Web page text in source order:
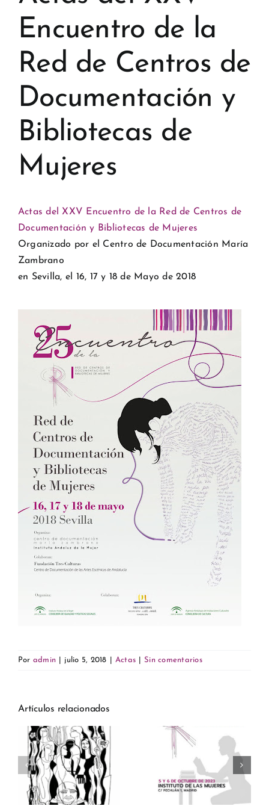
Encuentro de la
Red de Centros de
Documentación y
Bibliotecas de
Mujeres
Actas del XXV Encuentro de la Red de Centros de
Documentación y Bibliotecas de Mujeres
Organizado por el Centro de Documentación María
Zambrano
en Sevilla, el 16, 17 y 18 de Mayo de 2018
Por admin julio 5, 2018 Actas Sin comentarios
Artículos relacionados